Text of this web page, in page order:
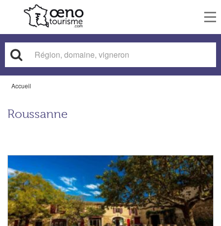
Accueil
Roussanne